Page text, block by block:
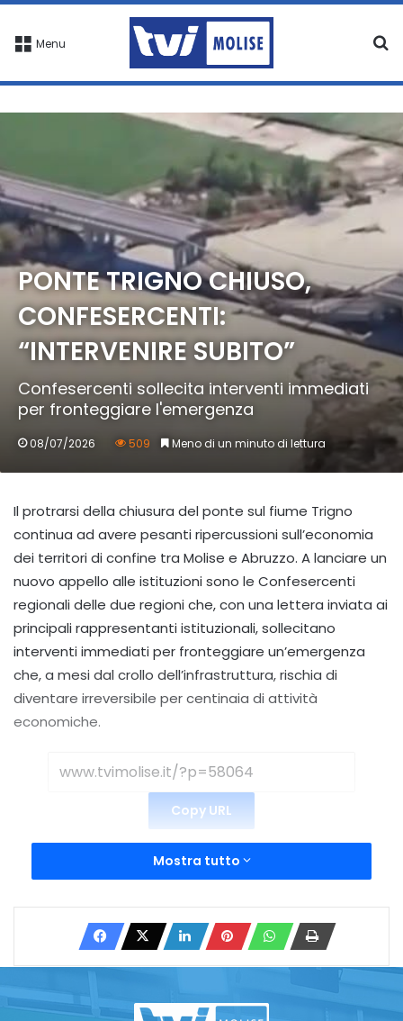
Menu
PONTE TRIGNO CHIUSO,
CONFESERCENTI:
“INTERVENIRE SUBITO”
Confesercenti sollecita interventi immediati
per fronteggiare l'emergenza
08/07/2026 509 Meno di un minuto di lettura
Il protrarsi della chiusura del ponte sul fiume Trigno
continua ad avere pesanti ripercussioni sull’economia
dei territori di confine tra Molise e Abruzzo. A lanciare un
nuovo appello alle istituzioni sono le Confesercenti
regionali delle due regioni che, con una lettera inviata ai
principali rappresentanti istituzionali, sollecitano
interventi immediati per fronteggiare un’emergenza
che, a mesi dal crollo dell’infrastruttura, rischia di
diventare irreversibile per centinaia di attività
economiche.
Copy URL
Mostra tutto